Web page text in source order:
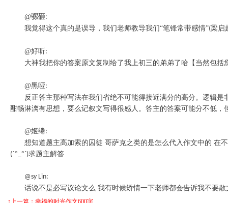
@骡砸:
我觉得这个真的是误导，我们老师教导我们“笔锋常带感情”(梁启
@好听:
大神我把你的答案原文复制给了我上初三的弟弟了哈【当然包括
@黑哑:
反正答主那种写法在我们省绝不可能得接近满分的高分。逻辑
酣畅淋漓有思想，要么记叙文写得很感人。答主的答案可能分不低
@姬绻:
想知道题主高加索的囚徒 哥萨克之类的是怎么代入作文中的 在
(´° ° `)求题主解答
@sy Lin:
话说不是必写议论文么 我有时候矫情一下老师都会告诉我不要
↑上一篇：幸福的时光作文600字